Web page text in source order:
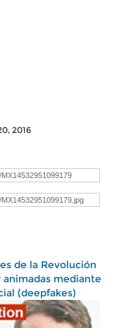
2016
de la Revolución
mediante
(deepfakes)